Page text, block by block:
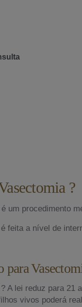
?
um procedimento
feita a nível de
para
A lei reduz para 21
vivos poderá